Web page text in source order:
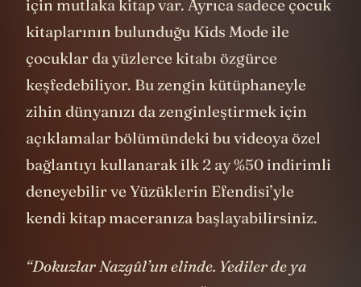
için mutlaka kitap var. Ayrıca ​​sadece çocuk
kitaplarının bulunduğu Kids Mode ile
çocuklar da yüzlerce kitabı özgürce
keşfedebiliyor. Bu zengin kütüphaneyle
zihin dünyanızı da zenginleştirmek için
açıklamalar bölümündeki bu videoya özel
bağlantıyı kullanarak ilk 2 ay %50 indirimli
deneyebilir ve Yüzüklerin Efendisi’yle
kendi kitap maceranıza başlayabilirsiniz.
“Dokuzlar Nazgûl’un elinde. Yediler de ya